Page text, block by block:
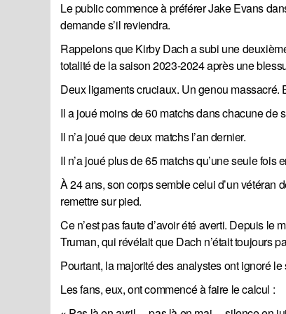
Le public commence à préférer Jake Evans
demande s’il reviendra.
Rappelons que Kirby Dach a subi une
totalité de la saison 2023-2024 après une
Deux ligaments cruciaux. Un genou massacré.
Il a joué moins de 60 matchs dans chacune de
Il n’a joué que deux matchs l’an dernier.
Il n’a joué plus de 65 matchs qu’une seule fois
À 24 ans, son corps semble celui d’un vétéran
remettre sur pied.
Ce n’est pas faute d’avoir été averti. Depuis le
Truman, qui révélait que Dach n’était toujours
Pourtant, la majorité des analystes ont ignoré
Les fans, eux, ont commencé à faire le calcul :